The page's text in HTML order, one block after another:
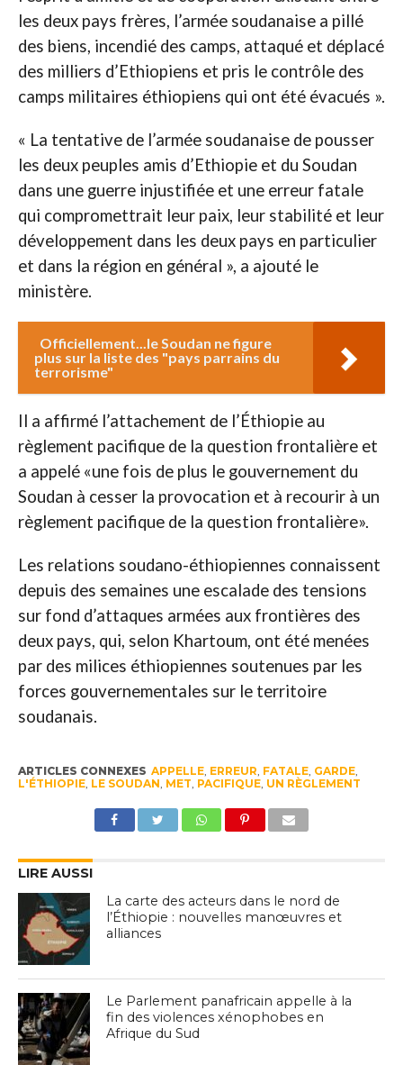
les deux pays frères, l’armée soudanaise a pillé
des biens, incendié des camps, attaqué et déplacé
des milliers d’Ethiopiens et pris le contrôle des
camps militaires éthiopiens qui ont été évacués ».
« La tentative de l’armée soudanaise de pousser
les deux peuples amis d’Ethiopie et du Soudan
dans une guerre injustifiée et une erreur fatale
qui compromettrait leur paix, leur stabilité et leur
développement dans les deux pays en particulier
et dans la région en général », a ajouté le
ministère.
Officiellement...le Soudan ne figure
plus sur la liste des "pays parrains du
terrorisme"
Il a affirmé l’attachement de l’Éthiopie au
règlement pacifique de la question frontalière et
a appelé «une fois de plus le gouvernement du
Soudan à cesser la provocation et à recourir à un
règlement pacifique de la question frontalière».
Les relations soudano-éthiopiennes connaissent
depuis des semaines une escalade des tensions
sur fond d’attaques armées aux frontières des
deux pays, qui, selon Khartoum, ont été menées
par des milices éthiopiennes soutenues par les
forces gouvernementales sur le territoire
soudanais.
ARTICLES CONNEXES APPELLE, ERREUR, FATALE, GARDE,
L'ÉTHIOPIE, LE SOUDAN, MET, PACIFIQUE, UN RÈGLEMENT
LIRE AUSSI
La carte des acteurs dans le nord de
l’Éthiopie : nouvelles manœuvres et
alliances
Le Parlement panafricain appelle à la
fin des violences xénophobes en
Afrique du Sud